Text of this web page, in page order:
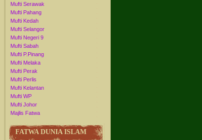
Mufti Serawak
Mufti Pahang
Mufti Kedah
Mufti Selangor
Mufti Negeri 9
Mufti Sabah
Mufti P.Pinang
Mufti Melaka
Mufti Perak
Mufti Perlis
Mufti Kelantan
Mufti WP
Mufti Johor
Majlis Fatwa
FATWA DUNIA ISLAM